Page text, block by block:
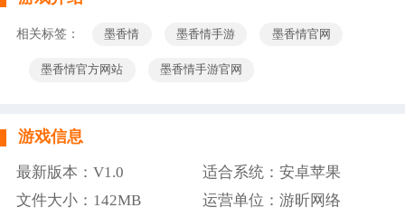
相关标签： 墨香情 墨香情手游 墨香情官网
墨香情官方网站 墨香情手游官网
游戏信息
最新版本：V1.0
适合系统：安卓苹果
文件大小：142MB
运营单位：游昕网络